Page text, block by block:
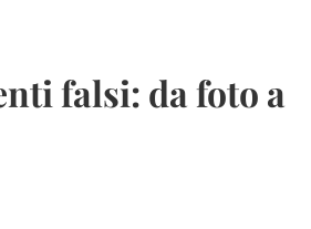
falsi: da foto a